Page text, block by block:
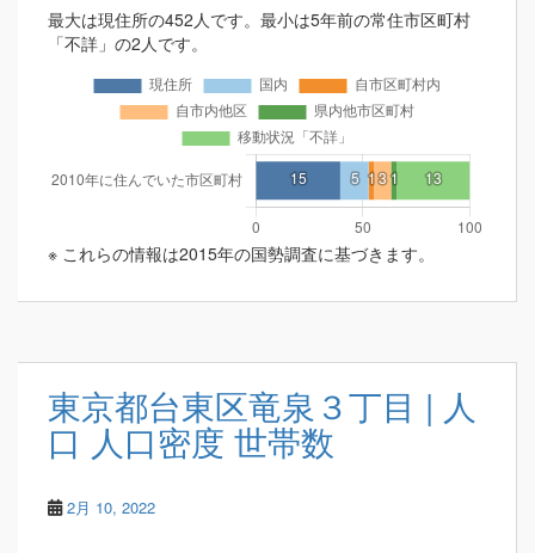
最大は現住所の452人です。最小は5年前の常住市区町村
「不詳」の2人です。
※ これらの情報は2015年の国勢調査に基づきます。
東京都台東区竜泉３丁目 | 人
口 人口密度 世帯数
2月 10, 2022